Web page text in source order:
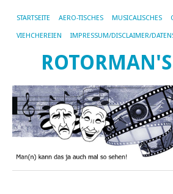
STARTSEITE AERO-TISCHES MUSICALISCHES
VIEHCHEREIEN IMPRESSUM/DISCLAIMER/